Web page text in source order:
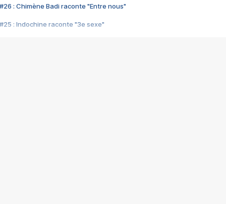
#26 : Chimène Badi raconte "Entre nous"
#25 : Indochine raconte "3e sexe"